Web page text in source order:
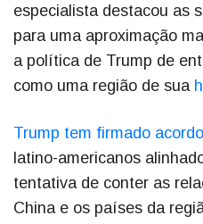
especialista destacou as
para uma aproximação
a política de Trump de
como uma região de sua
Trump tem firmado
latino-americanos
tentativa de conter as
China e os países da